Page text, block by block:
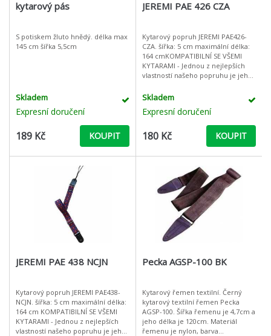
kytarový pás
S potiskem žluto hnědý. délka max
145 cm šířka 5,5cm
Skladem
Expresní doručení
189 Kč KOUPIT
JEREMI PAE 426 CZA
Kytarový popruh JEREMI PAE426-
CZA. šířka: 5 cm maximální délka:
164 cmKOMPATIBILNÍ SE VŠEMI
KYTARAMI - Jednou z nejlepších
vlastností našeho popruhu je jeho
vaše kytara akustická, el
Skladem
Expresní doručení
180 Kč KOUPIT
JEREMI PAE 438 NCJN
Kytarový popruh JEREMI PAE438-
NCJN. šířka: 5 cm maximální délka:
164 cm KOMPATIBILNÍ SE VŠEMI
KYTARAMI - Jednou z nejlepších
vlastností našeho popruhu je jeho
Pecka AGSP-100 BK
Kytarový řemen textilní. Černý
kytarový textilní řemen Pecka
AGSP-100. Šířka řemenu je 4,7cm a
jeho délka je 120cm. Materiál
řemenu je nylon, barva